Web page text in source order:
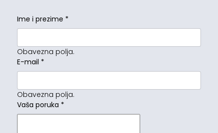
Ime i prezime *
Obavezna polja.
E-mail *
Obavezna polja.
Vaša poruka *